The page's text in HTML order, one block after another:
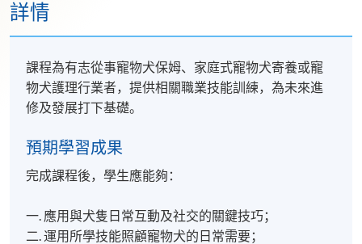
詳情
課程為有志從事寵物犬保姆、家庭式寵物犬寄養或寵
物犬護理行業者，提供相關職業技能訓練，為未來進
修及發展打下基礎。
預期學習成果
完成課程後，學生應能夠：
一. 應用與犬隻日常互動及社交的關鍵技巧；
二. 運用所學技能照顧寵物犬的日常需要；